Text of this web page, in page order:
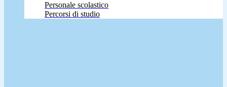
Personale scolastico
Percorsi di studio